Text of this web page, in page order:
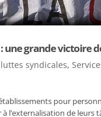
une grande victoire
luttes syndicales,
pour
l’externalisation de leurs